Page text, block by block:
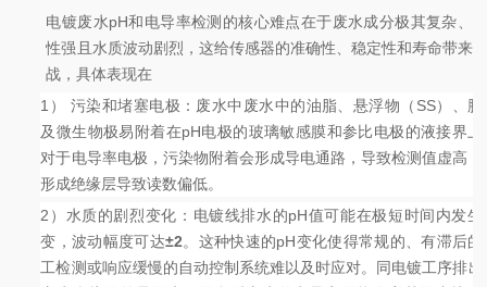
电镀废水pH和电导率检测的核心难点在于废水成分极其复杂、
性强且水质波动剧烈，这给传感器的准确性、稳定性和寿命带来
战，具体表现在
1） 污染和堵塞电极：废水中 废水中的油脂、悬浮物（SS）、胶
及微生物极易附着在pH电极的玻璃敏感膜和参比电极的液接界上
对于电导率电极，污染物附着会形成导电通路，导致检测值虚高，
形成绝缘层导致读数偏低。
2）水质的剧烈变化： 电镀线排水的pH值可能在极短时间内发生
变，波动幅度可达±2。这种快速的pH变化使得常规的、有滞后的
工检测或响应缓慢的自动控制系统难以及时应对。同电镀工序排出